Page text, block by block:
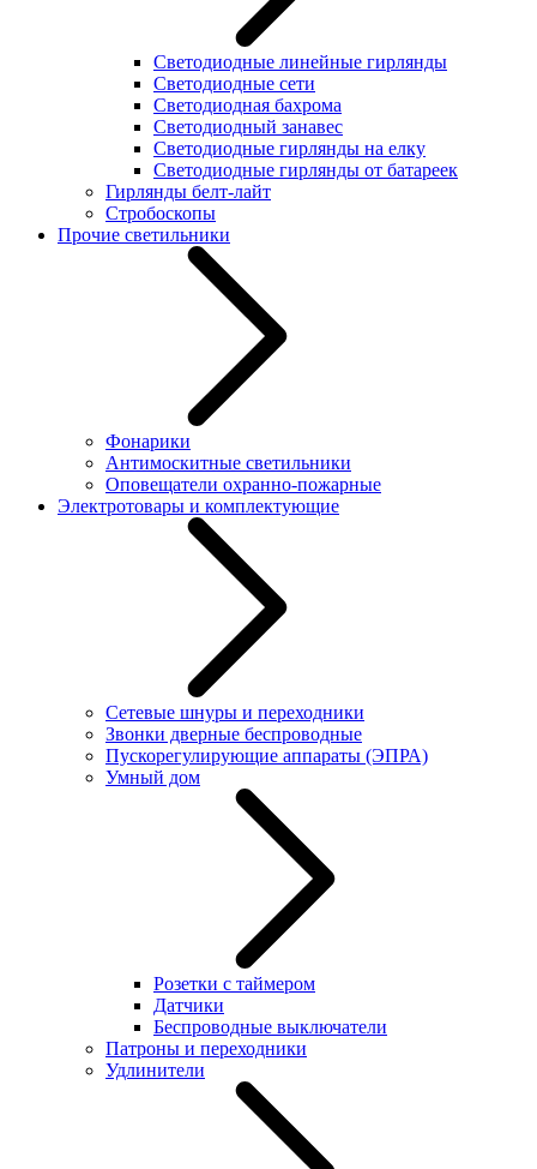
Светодиодные линейные гирлянды
Светодиодные сети
Светодиодная бахрома
Светодиодный занавес
Светодиодные гирлянды на елку
Светодиодные гирлянды от батареек
Гирлянды белт-лайт
Стробоскопы
Прочие светильники
Фонарики
Антимоскитные светильники
Оповещатели охранно-пожарные
Электротовары и комплектующие
Сетевые шнуры и переходники
Звонки дверные беспроводные
Пускорегулирующие аппараты (ЭПРА)
Умный дом
Розетки с таймером
Датчики
Беспроводные выключатели
Патроны и переходники
Удлинители